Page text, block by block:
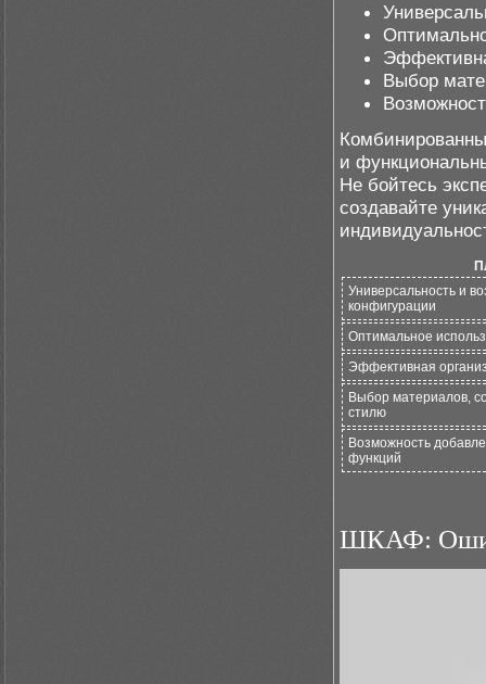
Выбор
и
Не бойтесь
создавайте
Универсальность и
конфигурации
Оптимальное
Эффективная
Выбор материалов,
стилю
Возможность
функций
ШКАФ: